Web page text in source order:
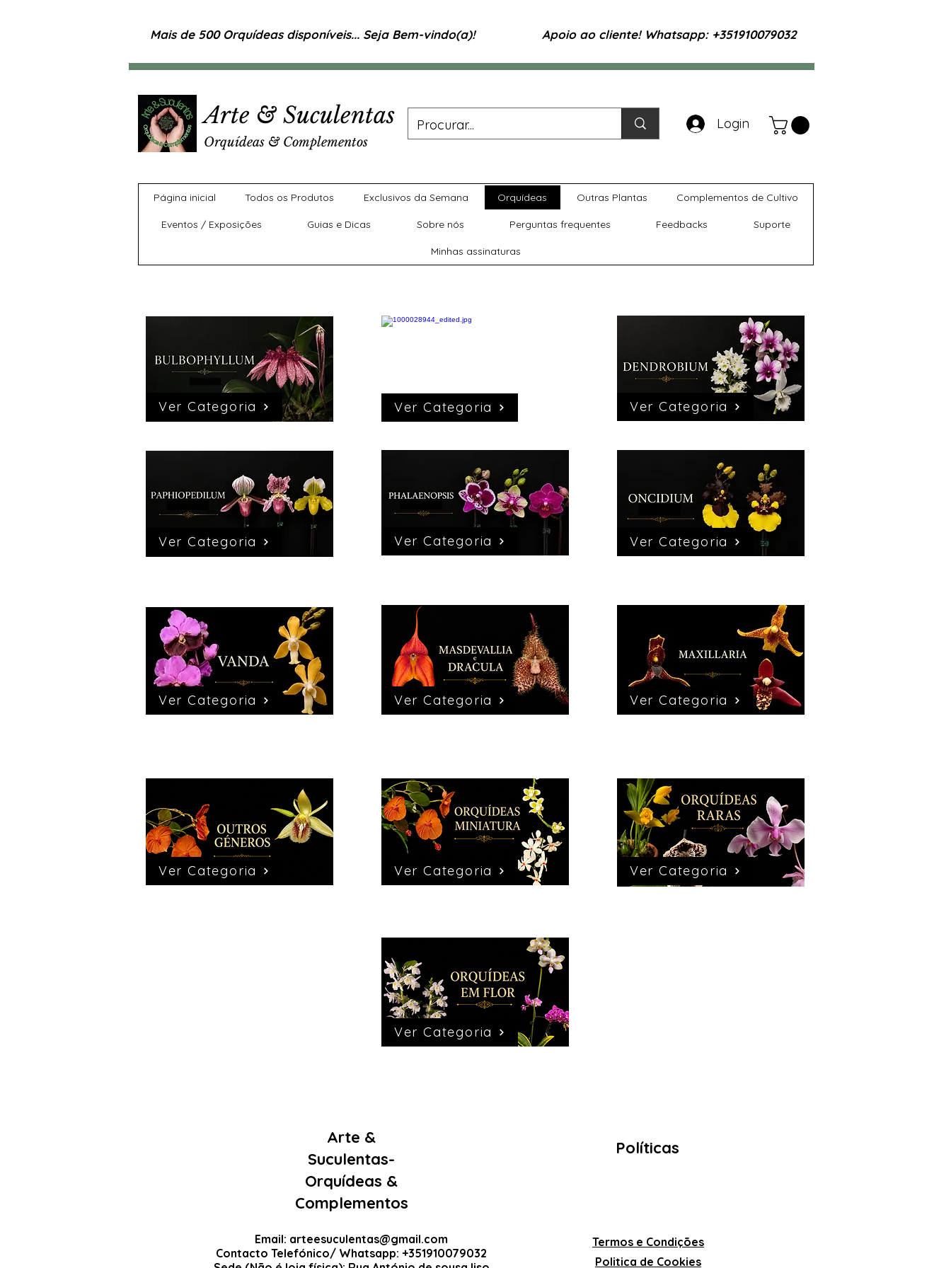
Mais de 500 Orquídeas disponíveis... Seja Bem-vindo(a)! Apoio ao cliente! Whatsapp: +351910079032
Arte & Suculentas
Orquídeas & Complementos
Login
Página inicial Todos os Produtos Exclusivos da Semana Orquídeas Outras Plantas Complementos de Cultivo
Eventos / Exposições Guias e Dicas Sobre nós Perguntas frequentes Feedbacks Suporte
Minhas assinaturas
Ver Categoria
Ver Categoria
Ver Categoria
Ver Categoria
Ver Categoria
Ver Categoria
Ver Categoria Ver Categoria Ver Categoria
Ver Categoria Ver Categoria Ver Categoria
Ver Categoria
Arte &
Suculentas-
Orquídeas &
Complementos
Email: arteesuculentas@gmail.com
Contacto Telefónico/ Whatsapp: +351910079032
Políticas
Termos e Condições
Politica de Cookies